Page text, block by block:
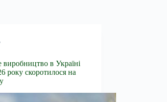
виробництво в Україні
року скоротилося на